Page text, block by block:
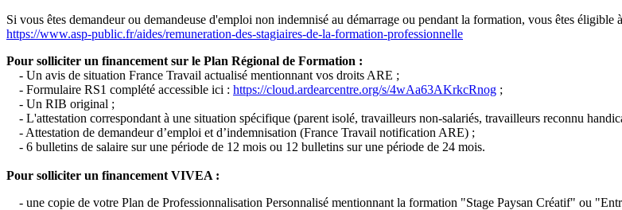
Si vous êtes demandeur ou demandeuse d'emploi non indemnisé au démarrage ou pendant la formation, vous êtes
https://www.asp-public.fr/aides/remuneration-des-stagiaires-de-la-formation-professionnelle
Pour solliciter un financement sur le Plan Régional de Formation :
- Un avis de situation France Travail actualisé mentionnant vos droits ARE ;
- Formulaire RS1 complété accessible ici : https://cloud.ardearcentre.org/s/4wAa63AKrkcRnog ;
- Un RIB original ;
- L'attestation correspondant à une situation spécifique (parent isolé, travailleurs non-salariés, travailleurs reconnu
- Attestation de demandeur d’emploi et d’indemnisation (France Travail notification ARE) ;
- 6 bulletins de salaire sur une période de 12 mois ou 12 bulletins sur une période de 24 mois.
Pour solliciter un financement VIVEA :
- une copie de votre Plan de Professionnalisation Personnalisé mentionnant la formation "Stage Paysan Créatif" ou